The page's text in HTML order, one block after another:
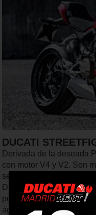
DUCATI
Derivada de la deseada
con motor V4 y V2. Son
sensaciones de vértigo.
Ducati y presentan un
potencias entre 150 y
ágiles como una Panigale.